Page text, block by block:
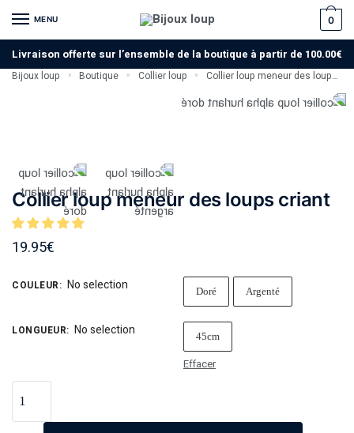
MENU 0
Livraison offerte sur l’ensemble de la boutique à partir de 100.00€
Bijoux loup » Boutique » Collier loup » Collier loup meneur des loups criant
Collier loup meneur des loups criant
19.95€
COULEUR: No selection Doré Argenté
LONGUEUR: No selection 45cm
Effacer